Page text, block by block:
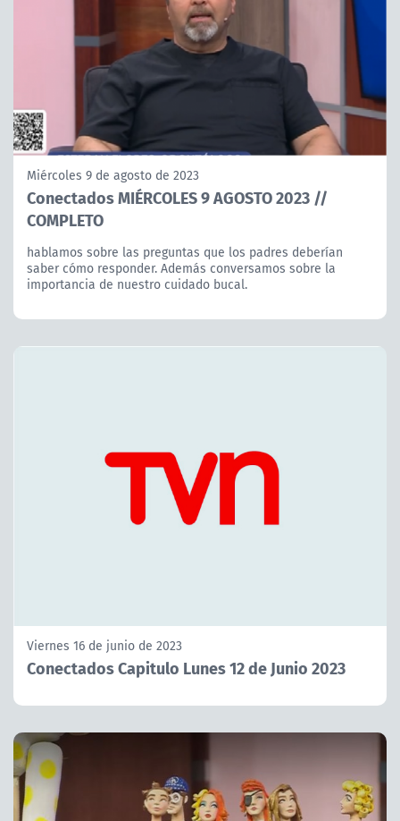
Miércoles 9 de agosto de 2023
Conectados MIÉRCOLES 9 AGOSTO 2023 //
COMPLETO
hablamos sobre las preguntas que los padres deberían
saber cómo responder. Además conversamos sobre la
importancia de nuestro cuidado bucal.
Viernes 16 de junio de 2023
Conectados Capitulo Lunes 12 de Junio 2023